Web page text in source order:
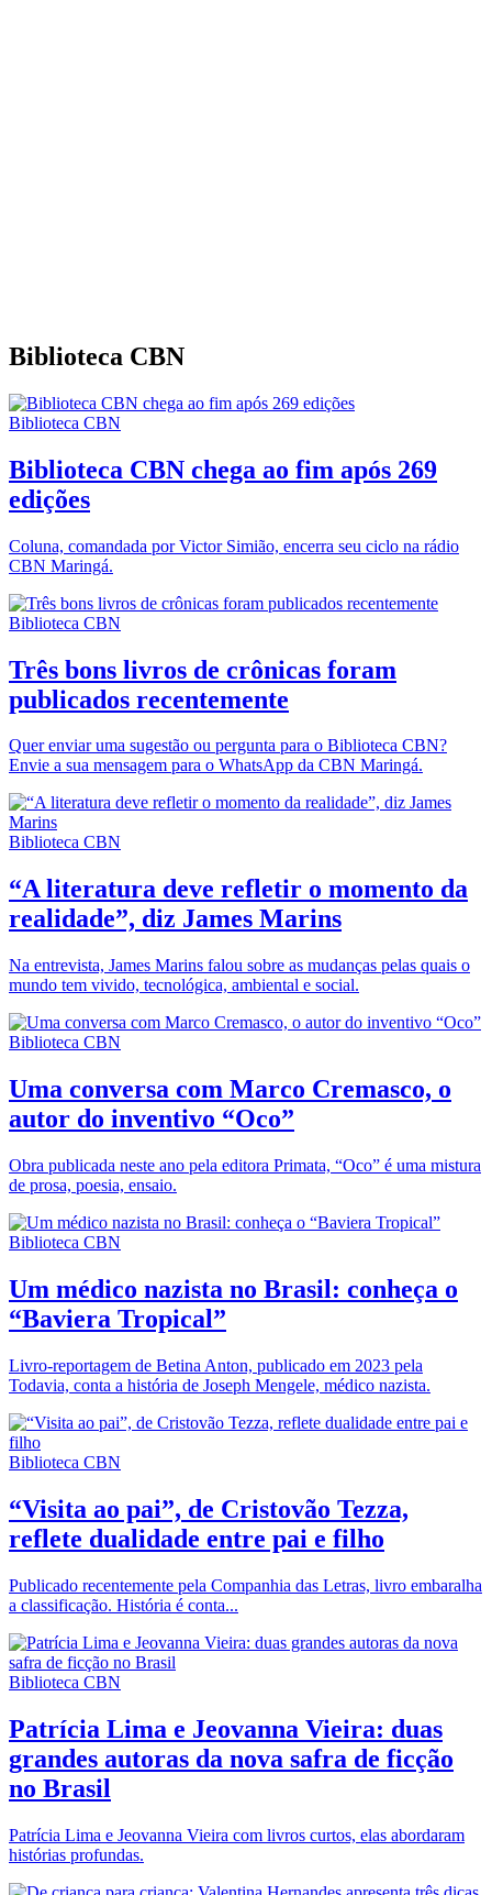
Biblioteca CBN
Biblioteca CBN
Biblioteca CBN chega ao fim após 269
edições
Coluna, comandada por Victor Simião, encerra seu ciclo na rádio
CBN Maringá.
Biblioteca CBN
Três bons livros de crônicas foram
publicados recentemente
Quer enviar uma sugestão ou pergunta para o Biblioteca CBN?
Envie a sua mensagem para o WhatsApp da CBN Maringá.
Biblioteca CBN
“A literatura deve refletir o momento da
realidade”, diz James Marins
Na entrevista, James Marins falou sobre as mudanças pelas quais o
mundo tem vivido, tecnológica, ambiental e social.
Biblioteca CBN
Uma conversa com Marco Cremasco, o
autor do inventivo “Oco”
Obra publicada neste ano pela editora Primata, “Oco” é uma mistura
de prosa, poesia, ensaio.
Biblioteca CBN
Um médico nazista no Brasil: conheça o
“Baviera Tropical”
Livro-reportagem de Betina Anton, publicado em 2023 pela
Todavia, conta a história de Joseph Mengele, médico nazista.
Biblioteca CBN
“Visita ao pai”, de Cristovão Tezza,
reflete dualidade entre pai e filho
Publicado recentemente pela Companhia das Letras, livro embaralha
a classificação. História é conta...
Biblioteca CBN
Patrícia Lima e Jeovanna Vieira: duas
grandes autoras da nova safra de ficção
no Brasil
Patrícia Lima e Jeovanna Vieira com livros curtos, elas abordaram
histórias profundas.